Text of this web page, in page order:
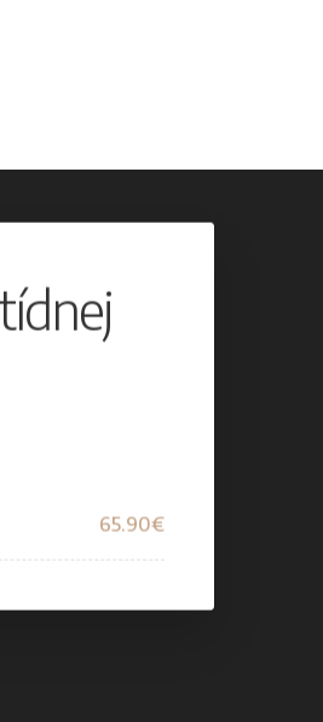
65.90€